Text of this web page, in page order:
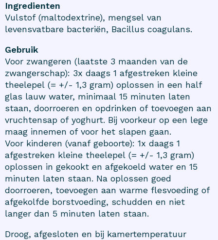
Ingredienten
Vulstof (maltodextrine), mengsel van
levensvatbare bacteriën, Bacillus coagulans.
Gebruik
Voor zwangeren (laatste 3 maanden van de
zwangerschap): 3x daags 1 afgestreken kleine
theelepel (= +/- 1,3 gram) oplossen in een half
glas lauw water, minimaal 15 minuten laten
staan, doorroeren en opdrinken of toevoegen aan
vruchtensap of yoghurt. Bij voorkeur op een lege
maag innemen of voor het slapen gaan.
Voor kinderen (vanaf geboorte): 1x daags 1
afgestreken kleine theelepel (= +/- 1,3 gram)
oplossen in gekookt en afgekoeld water en 15
minuten laten staan. Na oplossen goed
doorroeren, toevoegen aan warme flesvoeding of
afgekolfde borstvoeding, schudden en niet
langer dan 5 minuten laten staan.
Droog, afgesloten en bij kamertemperatuur